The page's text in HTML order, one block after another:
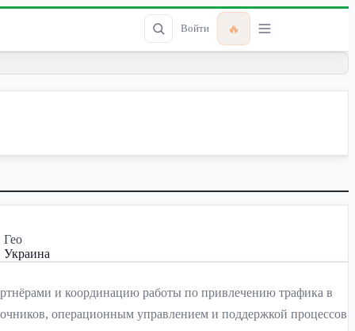
Войти 🔥
Гео
Украина
и координацию работы по привлечению трафика в
операционным управлением и поддержкой процессов